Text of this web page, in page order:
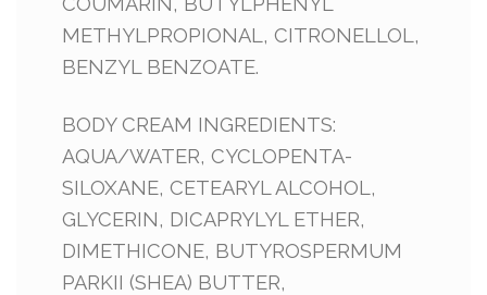
METHYLPROPIONAL, CITRONELLOL,
BENZYL BENZOATE.
BODY CREAM INGREDIENTS:
AQUA/WATER, CYCLOPENTA-
SILOXANE, CETEARYL ALCOHOL,
GLYCERIN, DICAPRYLYL ETHER,
DIMETHICONE, BUTYROSPERMUM
PARKII (SHEA) BUTTER,